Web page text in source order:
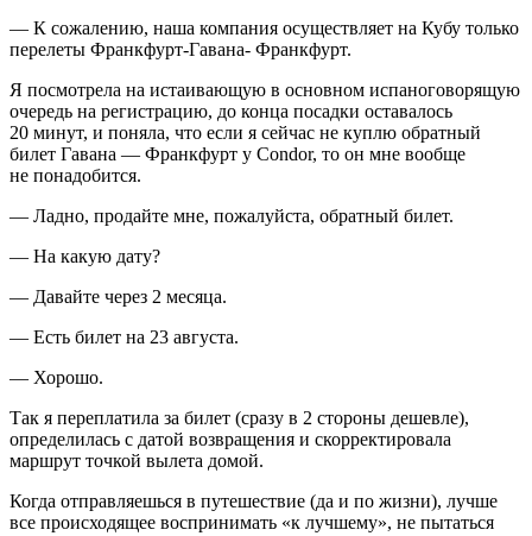
— К сожалению, наша компания осуществляет на Кубу только
перелеты Франкфурт-Гавана- Франкфурт.
Я посмотрела на истаивающую в основном испаноговорящую
очередь на регистрацию, до конца посадки оставалось
20 минут, и поняла, что если я сейчас не куплю обратный
билет Гавана — Франкфурт у Condor, то он мне вообще
не понадобится.
— Ладно, продайте мне, пожалуйста, обратный билет.
— На какую дату?
— Давайте через 2 месяца.
— Есть билет на 23 августа.
— Хорошо.
Так я переплатила за билет (сразу в 2 стороны дешевле),
определилась с датой возвращения и скорректировала
маршрут точкой вылета домой.
Когда отправляешься в путешествие (да и по жизни), лучше
все происходящее воспринимать «к лучшему», не пытаться